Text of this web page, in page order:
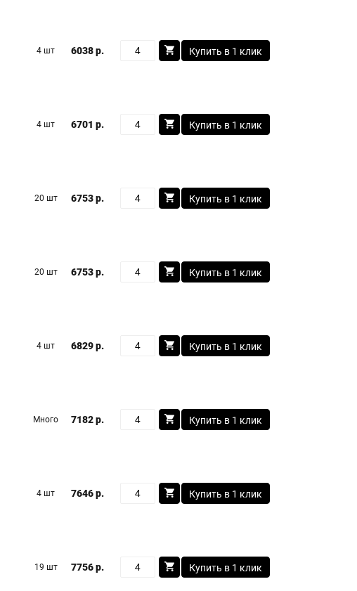
4 шт 6038 р. Купить в 1 клик
4 шт 6701 р. Купить в 1 клик
20 шт 6753 р. Купить в 1 клик
20 шт 6753 р. Купить в 1 клик
4 шт 6829 р. Купить в 1 клик
Много 7182 р. Купить в 1 клик
4 шт 7646 р. Купить в 1 клик
19 шт 7756 р. Купить в 1 клик